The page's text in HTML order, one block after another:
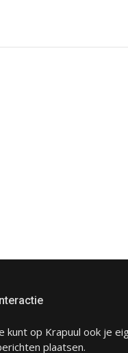
kunt op Krapuul ook je
plaatsen.